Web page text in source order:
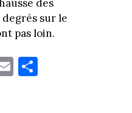
des
sur le
pas loin.
E
m
Pa